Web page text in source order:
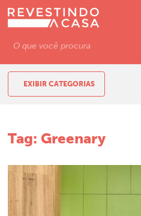
EXIBIR CATEGORIAS
Tag: Greenary